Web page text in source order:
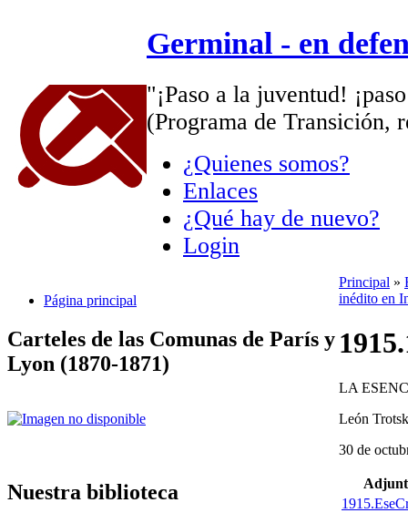
Germinal - en
"¡Paso a la juventud!
(Programa de Transición,
¿Quienes somos?
Enlaces
¿Qué hay de nuevo?
Login
Página principal
Carteles de las Comunas de París y
Lyon (1870-1871)
Nuestra biblioteca
Principal »
inédito en
LA
León
30 de